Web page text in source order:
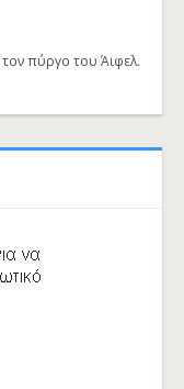
πύργο του Άιφελ.